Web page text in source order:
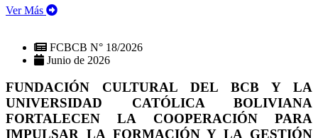
Ver Más
FCBCB N° 18/2026
Junio de 2026
FUNDACIÓN CULTURAL DEL BCB Y LA
UNIVERSIDAD CATÓLICA BOLIVIANA
FORTALECEN LA COOPERACIÓN PARA
IMPULSAR LA FORMACIÓN Y LA GESTIÓN